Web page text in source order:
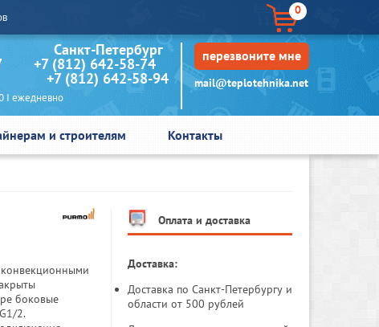
0
Петербург
+7 (812) 642-58-74
+7 (812) 642-58-94
перезвоните мне
mail@teplotehnika.net
и строителям Контакты
боковые
2.
Оплата и доставка
Доставка:
Доставка по Санкт-Петербургу и
области от 500 рублей